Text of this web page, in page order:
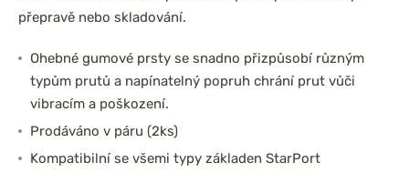
přepravě nebo skladování.
Ohebné gumové prsty se snadno přizpůsobí různým
typům prutů a napínatelný popruh chrání prut vůči
vibracím a poškození.
Prodáváno v páru (2ks)
Kompatibilní se všemi typy základen StarPort